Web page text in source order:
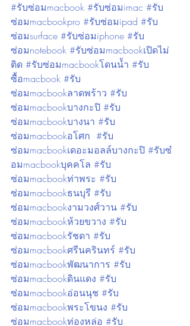
#รับซ่อมmacbook #รับซ่อมimac #รับ
ซ่อมmacbookpro #รับซ่อมipad #รับ
ซ่อมsurface #รับซ่อมiphone #รับ
ซ่อมnotebook #รับซ่อมmacbookเปิดไม่
ติด #รับซ่อมmacbookโดนน้ำ #รับ
ซื้อmacbook #รับ
ซ่อมmacbookลาดพร้าว #รับ
ซ่อมmacbookบางกะปิ #รับ
ซ่อมmacbookบางนา #รับ
ซ่อมmacbookอโศก  #รับ
ซ่อมmacbookเดอะมอลล์บางกะปิ #รับซ๋
อมmacbookบุคคโล #รับ
ซ่อมmacbookท่าพระ #รับ
ซ่อมmacbookธนบุรี #รับ
ซ่อมmacbookงามวงศ์วาน #รับ
ซ่อมmacbookห้วยขวาง #รับ
ซ่อมmacbookรัชดา #รับ
ซ่อมmacbookศรีนครินทร์ #รับ
ซ่อมmacbookพัฒนาการ #รับ
ซ่อมmacbookดินแดง #รับ
ซ่อมmacbookอ่อนนุช #รับ
ซ่อมmacbookพระโขนง #รับ
ซ่อมmacbookท่องหล่อ #รับ